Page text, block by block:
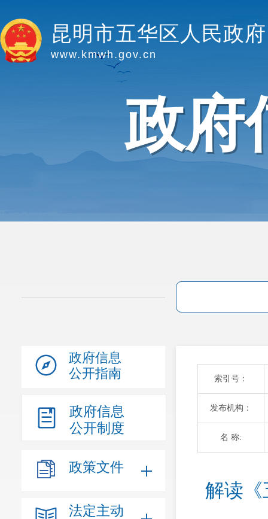
昆明市五华区人民政府
www.kmwh.gov.cn
政府
政府信息
公开指南
政府信息
公开制度
政策文件
法定主动
索引号：
发布机构：
名 称:
解读《